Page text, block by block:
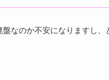
なのか不安になりますし、